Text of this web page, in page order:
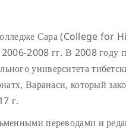
Сара (College for
2008 гг. В 2008 году
университета
Варанаси, который
г.
переводами и